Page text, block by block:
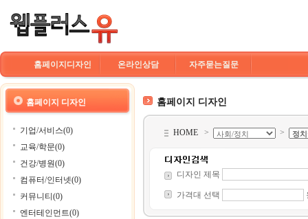
홈페이지디자인 온라인상담 자주묻는질문
홈페이지 디자인
기업/서비스(0)
교육/학문(0)
건강/병원(0)
컴퓨터/인터넷(0)
커뮤니티(0)
엔터테인먼트(0)
홈페이지 디자인
HOME > >
디자인 제목
가격대 선택